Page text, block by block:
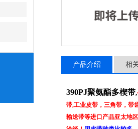
产品介绍 相
390PJ聚氨酯多楔带,
带,工业皮带，三角带，带
输送带等进口产品亚太地